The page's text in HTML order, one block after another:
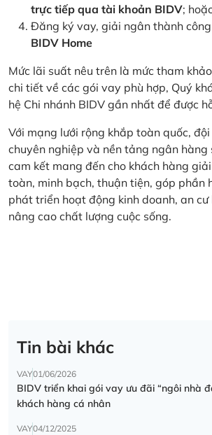
trực tiếp qua tài khoản BIDV; hoặc
Đăng ký vay, giải ngân thành
BIDV Home
Mức lãi suất nêu trên là mức tham
chi tiết về các gói vay phù hợp, Quý
hệ Chi nhánh BIDV gần nhất để được
Với mạng lưới rộng khắp toàn quốc,
chuyên nghiệp và nền tảng ngân hàng
cam kết mang đến cho khách hàng
toàn, minh bạch, thuận tiện, góp phần
phát triển hoạt động kinh doanh, an
nâng cao chất lượng cuộc sống.
Tin bài khác
VAY01/06/2026
BIDV triển khai gói vay ưu đãi “ngôi nhà
khách hàng cá nhân
VAY04/12/2025